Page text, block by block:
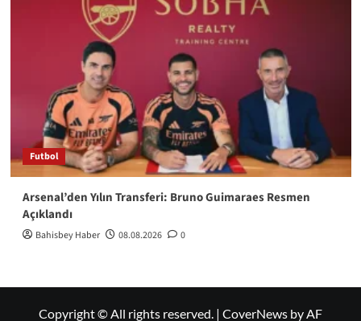
Futbol
Arsenal’den Yılın Transferi: Bruno Guimaraes Resmen
Açıklandı
Bahisbey Haber 08.08.2026 0
Copyright © All rights reserved. | CoverNews by AF